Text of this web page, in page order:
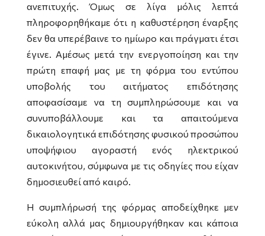
ανεπιτυχής. Όμως σε λίγα μόλις λεπτά
πληροφορηθήκαμε ότι η καθυστέρηση έναρξης
δεν θα υπερέβαινε το ημίωρο και πράγματι έτσι
έγινε. Αμέσως μετά την ενεργοποίηση και την
πρώτη επαφή μας με τη φόρμα του εντύπου
υποβολής του αιτήματος επιδότησης
αποφασίσαμε να τη συμπληρώσουμε και να
συνυποβάλλουμε και τα απαιτούμενα
δικαιολογητικά επιδότησης φυσικού προσώπου
υποψήφιου αγοραστή ενός ηλεκτρικού
αυτοκινήτου, σύμφωνα με τις οδηγίες που είχαν
δημοσιευθεί από καιρό.
Η συμπλήρωσή της φόρμας αποδείχθηκε μεν
εύκολη αλλά μας δημιουργήθηκαν και κάποια